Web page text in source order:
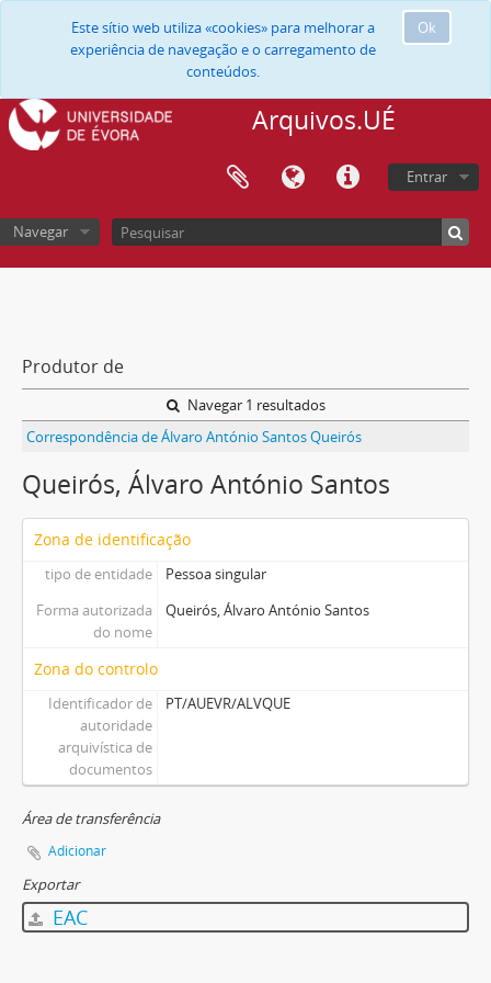
Ok
Este sítio web utiliza «cookies» para melhorar a
experiência de navegação e o carregamento de
conteúdos.
Arquivos.UÉ
Entrar
Navegar
Produtor de
Navegar 1 resultados
Correspondência de Álvaro António Santos Queirós
Queirós, Álvaro António Santos
Zona de identificação
tipo de entidade
Pessoa singular
Forma autorizada
do nome
Queirós, Álvaro António Santos
Zona do controlo
Identificador de
autoridade
arquivística de
documentos
PT/AUEVR/ALVQUE
Área de transferência
Adicionar
Exportar
EAC